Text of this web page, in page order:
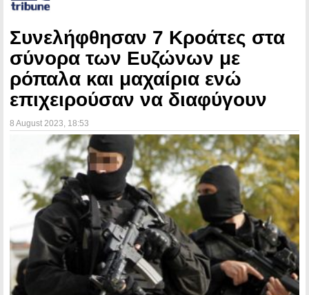
Συνελήφθησαν 7 Κροάτες στα
σύνορα των Ευζώνων με
ρόπαλα και μαχαίρια ενώ
επιχειρούσαν να διαφύγουν
8 August 2023 , 18:53